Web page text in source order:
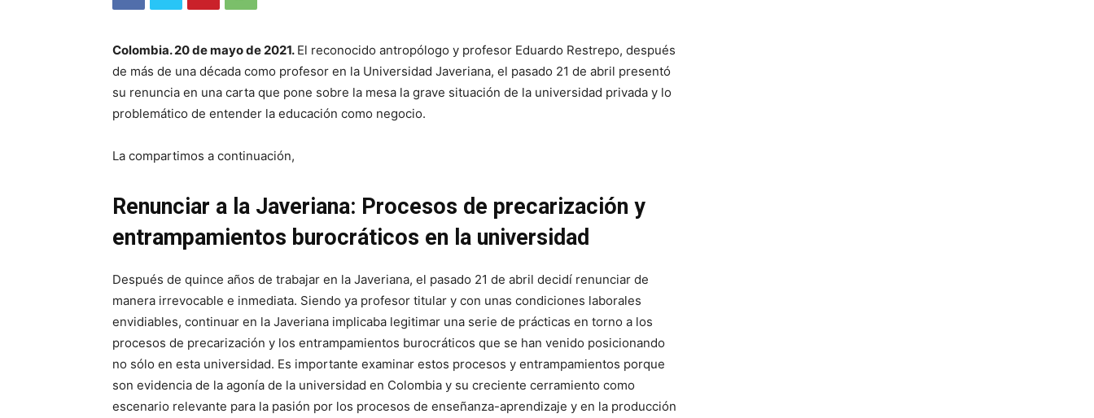
Colombia. 20 de mayo de 2021. El reconocido antropólogo y profesor Eduardo Restrepo, después
de más de una década como profesor en la Universidad Javeriana, el pasado 21 de abril presentó
su renuncia en una carta que pone sobre la mesa la grave situación de la universidad privada y lo
problemático de entender la educación como negocio.
La compartimos a continuación,
Renunciar a la Javeriana: Procesos de precarización y
entrampamientos burocráticos en la universidad
Después de quince años de trabajar en la Javeriana, el pasado 21 de abril decidí renunciar de
manera irrevocable e inmediata. Siendo ya profesor titular y con unas condiciones laborales
envidiables, continuar en la Javeriana implicaba legitimar una serie de prácticas en torno a los
procesos de precarización y los entrampamientos burocráticos que se han venido posicionando
no sólo en esta universidad. Es importante examinar estos procesos y entrampamientos porque
son evidencia de la agonía de la universidad en Colombia y su creciente cerramiento como
escenario relevante para la pasión por los procesos de enseñanza-aprendizaje y en la producción